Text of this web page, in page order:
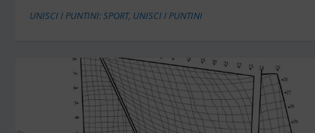
UNISCI I PUNTINI: SPORT, UNISCI I PUNTINI